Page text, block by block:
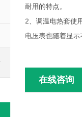
耐用的特点。
2、调温电热套使
电压表也随着显
在线咨询